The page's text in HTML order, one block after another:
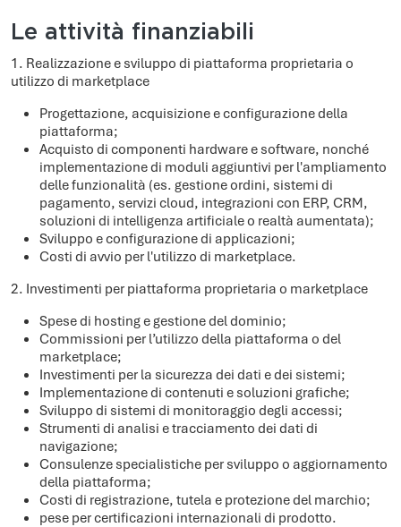
Le attività finanziabili
1. Realizzazione e sviluppo di piattaforma proprietaria o
utilizzo di marketplace
Progettazione, acquisizione e configurazione della
piattaforma;
Acquisto di componenti hardware e software, nonché
implementazione di moduli aggiuntivi per l'ampliamento
delle funzionalità (es. gestione ordini, sistemi di
pagamento, servizi cloud, integrazioni con ERP, CRM,
soluzioni di intelligenza artificiale o realtà aumentata);
Sviluppo e configurazione di applicazioni;
Costi di avvio per l'utilizzo di marketplace.
2. Investimenti per piattaforma proprietaria o marketplace
Spese di hosting e gestione del dominio;
Commissioni per l’utilizzo della piattaforma o del
marketplace;
Investimenti per la sicurezza dei dati e dei sistemi;
Implementazione di contenuti e soluzioni grafiche;
Sviluppo di sistemi di monitoraggio degli accessi;
Strumenti di analisi e tracciamento dei dati di
navigazione;
Consulenze specialistiche per sviluppo o aggiornamento
della piattaforma;
Costi di registrazione, tutela e protezione del marchio;
pese per certificazioni internazionali di prodotto.